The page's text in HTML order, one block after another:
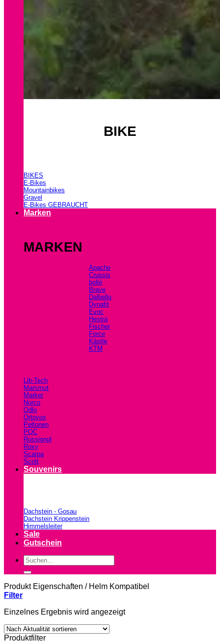
BIKE
BIKES
E-Bikes
Mountainbikes
Gravel
E-Bikes GEBRAUCHT
Marken
MARKEN
Apache
Crussis
bollé
Brave
Dalbello
Dynafit
Evoc
Hestra
Fischer
Force
Kästle
KTM
Lib-Tech
Mammut
Marker
Norco
Odlo
Ortovox
Peltonen
POC
Rossignol
Roxy
Scarpa
Scott
Souvenirs
Dachstein - Gosau
Dachstein Krippenstein
Himmelsleiter
Sale
Gutschein
Suchen
nach:
Produkt Eigenschaften /Helm Kompatibel
Filter
Einzelnes Ergebnis wird angezeigt
Produktfilter